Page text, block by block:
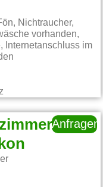
Nichtraucher,
vorhanden,
Internetanschluss im
Anfragen